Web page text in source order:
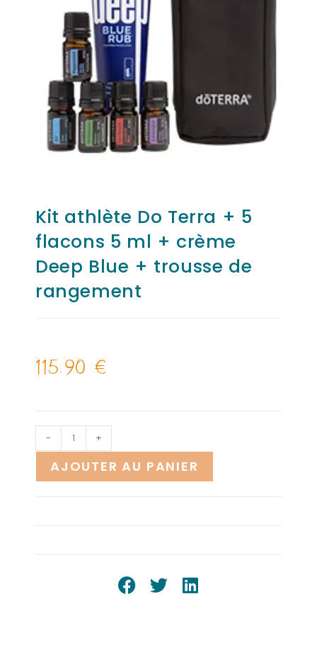
Kit athlète Do Terra + 5
flacons 5 ml + crème
Deep Blue + trousse de
rangement
115.90 €
- +
AJOUTER AU PANIER